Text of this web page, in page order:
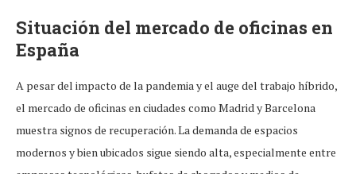
Situación del mercado de oficinas en
España
A pesar del impacto de la pandemia y el auge del trabajo híbrido,
el mercado de oficinas en ciudades como Madrid y Barcelona
muestra signos de recuperación. La demanda de espacios
modernos y bien ubicados sigue siendo alta, especialmente entre